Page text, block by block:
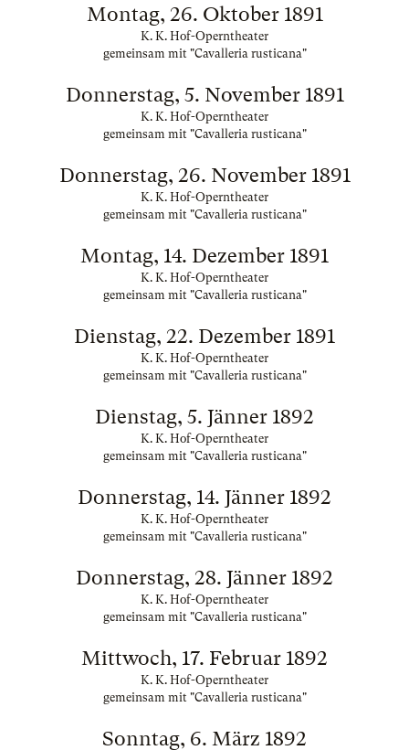
Montag, 26. Oktober 1891
K. K. Hof-Operntheater
gemeinsam mit "Cavalleria rusticana"
Donnerstag, 5. November 1891
K. K. Hof-Operntheater
gemeinsam mit "Cavalleria rusticana"
Donnerstag, 26. November 1891
K. K. Hof-Operntheater
gemeinsam mit "Cavalleria rusticana"
Montag, 14. Dezember 1891
K. K. Hof-Operntheater
gemeinsam mit "Cavalleria rusticana"
Dienstag, 22. Dezember 1891
K. K. Hof-Operntheater
gemeinsam mit "Cavalleria rusticana"
Dienstag, 5. Jänner 1892
K. K. Hof-Operntheater
gemeinsam mit "Cavalleria rusticana"
Donnerstag, 14. Jänner 1892
K. K. Hof-Operntheater
gemeinsam mit "Cavalleria rusticana"
Donnerstag, 28. Jänner 1892
K. K. Hof-Operntheater
gemeinsam mit "Cavalleria rusticana"
Mittwoch, 17. Februar 1892
K. K. Hof-Operntheater
gemeinsam mit "Cavalleria rusticana"
Sonntag, 6. März 1892